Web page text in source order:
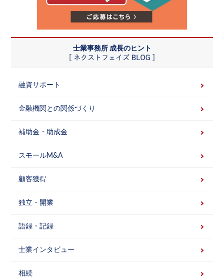
士業事務所 成長のヒント
融資サポート
金融機関との関係づくり
補助金・助成金
スモールM&A
顧客獲得
独立・開業
語録・記録
士業インタビュー
相続